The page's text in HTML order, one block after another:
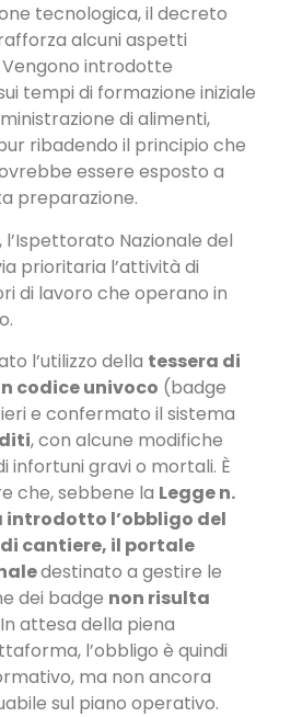
tecnologica, il decreto
alcuni aspetti
introdotte
tempi di formazione iniziale
di alimenti,
ribadendo il principio che
essere esposto a
preparazione.
Nazionale del
prioritaria l’attività di
di lavoro che operano in
l’utilizzo della tessera di
codice univoco (badge
e confermato il sistema
, con alcune modifiche
infortuni gravi o mortali. È
che, sebbene la Legge n.
introdotto l’obbligo del
cantiere, il portale
destinato a gestire le
dei badge non risulta
In attesa della piena
l’obbligo è quindi
ma non ancora
sul piano operativo.